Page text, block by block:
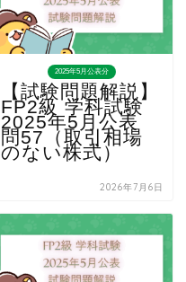
2025年5月公表分
【試験問題解説】
FP2級 学科試験
2025年5月公表
問57（取引相場
のない株式）
2026年7月6日